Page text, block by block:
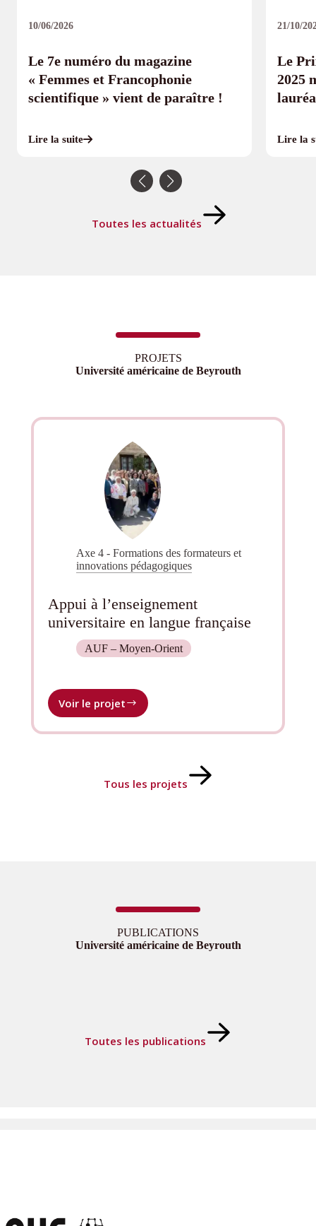
10/06/2026
Le 7e numéro du magazine
« Femmes et Francophonie
scientifique » vient de paraître !
Lire la suite
21/10/
Le
2025
Lire la
Toutes les actualités
PROJETS
Université américaine de Beyrouth
Axe 4 - Formations des formateurs et
innovations pédagogiques
Appui à l’enseignement
universitaire en langue française
AUF – Moyen-Orient
Voir le projet
Appui
l’enseignement
langue
Tous les projets
PUBLICATIONS
Université américaine de Beyrouth
Toutes les publications